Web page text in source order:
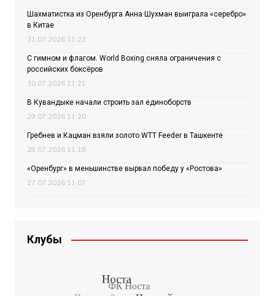
Шахматистка из Оренбурга Анна Шухман выиграла «серебро»
в Китае
31.07.2026 11:23
С гимном и флагом. World Boxing сняла ограничения с
российских боксёров
30.07.2026 11:21
В Кувандыке начали строить зал единоборств
29.07.2026 11:20
Гребнев и Кацман взяли золото WTT Feeder в Ташкенте
28.07.2026 11:19
«Оренбург» в меньшинстве вырвал победу у «Ростова»
27.07.2026 11:07
Клубы